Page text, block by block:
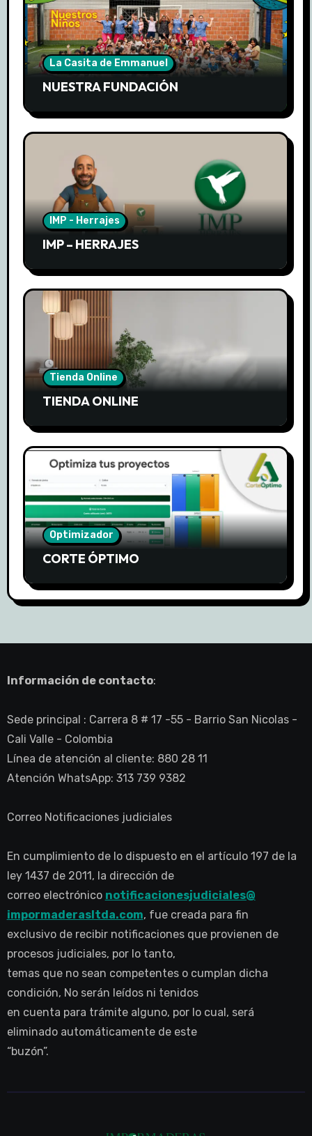
La Casita de Emmanuel
NUESTRA FUNDACIÓN
IMP - Herrajes
IMP – HERRAJES
Tienda Online
TIENDA ONLINE
Optimizador
CORTE ÓPTIMO
Información de contacto:
Sede principal : Carrera 8 # 17 -55 - Barrio San Nicolas -
Cali Valle - Colombia
Línea de atención al cliente: 880 28 11
Atención WhatsApp: 313 739 9382
Correo Notificaciones judiciales
En cumplimiento de lo dispuesto en el artículo 197 de la
ley 1437 de 2011, la dirección de
correo electrónico notificacionesjudiciales@
impormaderasltda.com, fue creada para fin
exclusivo de recibir notificaciones que provienen de
procesos judiciales, por lo tanto,
temas que no sean competentes o cumplan dicha
condición, No serán leídos ni tenidos
en cuenta para trámite alguno, por lo cual, será
eliminado automáticamente de este
“buzón”.